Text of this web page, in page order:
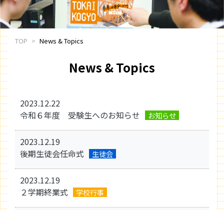
TOP News & Topics
News & Topics
2023.12.22
令和６年度 受験生へのお知らせ
お知らせ
2023.12.19
後期生徒会任命式
生徒会
2023.12.19
２学期終業式
学校行事